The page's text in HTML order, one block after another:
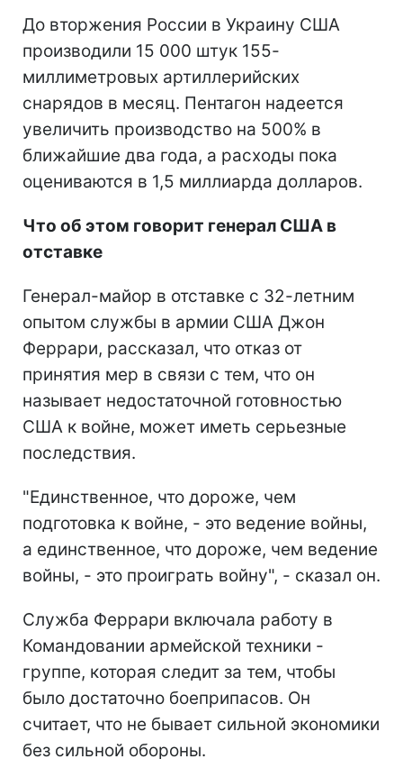
До вторжения России в Украину США
производили 15 000 штук 155-
миллиметровых артиллерийских
снарядов в месяц. Пентагон надеется
увеличить производство на 500% в
ближайшие два года, а расходы пока
оцениваются в 1,5 миллиарда долларов.
Что об этом говорит генерал США в
отставке
Генерал-майор в отставке с 32-летним
опытом службы в армии США Джон
Феррари, рассказал, что отказ от
принятия мер в связи с тем, что он
называет недостаточной готовностью
США к войне, может иметь серьезные
последствия.
"Единственное, что дороже, чем
подготовка к войне, - это ведение войны,
а единственное, что дороже, чем ведение
войны, - это проиграть войну", - сказал он.
Служба Феррари включала работу в
Командовании армейской техники -
группе, которая следит за тем, чтобы
было достаточно боеприпасов. Он
считает, что не бывает сильной экономики
без сильной обороны.